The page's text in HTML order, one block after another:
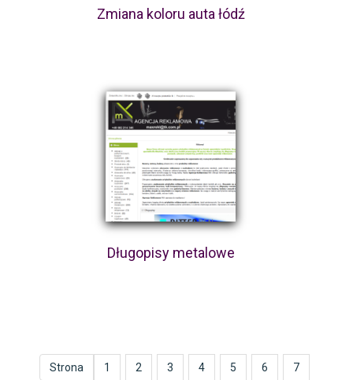
Zmiana koloru auta łódź
Długopisy metalowe
Strona 1 2 3 4 5 6 7